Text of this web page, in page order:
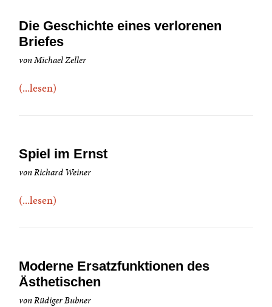
Die Geschichte eines verlorenen
Briefes
von Michael Zeller
(...lesen)
Spiel im Ernst
von Richard Weiner
(...lesen)
Moderne Ersatzfunktionen des
Ästhetischen
von Rüdiger Bubner